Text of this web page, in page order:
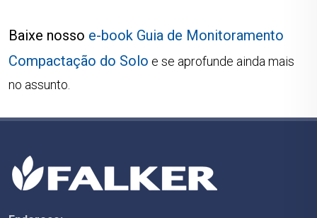
Baixe nosso e-book Guia de Monitoramento
Compactação do Solo e se aprofunde ainda mais
no assunto.